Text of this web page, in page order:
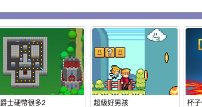
爵士硬幣很多2 超級好男孩 杯